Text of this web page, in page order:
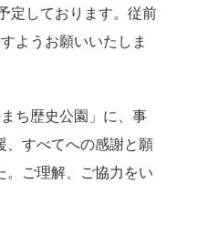
定しております。従前
ようお願いいたしま
ち歴史公園」に、事
、すべてへの感謝と願
。ご理解、ご協力をい